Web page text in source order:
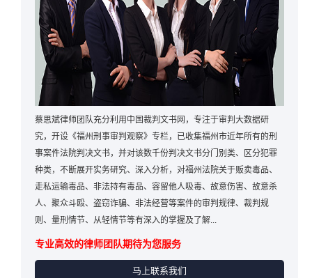
蔡思斌律师团队充分利用中国裁判文书网，专注于审判大数据研
究，开设《福州刑事审判观察》专栏，已收集福州市近年所有的刑
事案件法院判决文书，并对该数千份判决文书分门别类、区分犯罪
种类，不断展开实务研究、深入分析，对福州法院关于贩卖毒品、
走私运输毒品、非法持有毒品、容留他人吸毒、故意伤害、故意杀
人、聚众斗殴、盗窃诈骗、非法经营等案件的审判规律、裁判规
则、量刑情节、从轻情节等有深入的掌握及了解...
专业高效的律师团队期待为您服务
马上联系我们